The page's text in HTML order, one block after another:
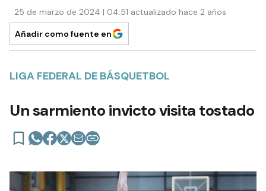
25 de marzo de 2024 | 04:51 actualizado hace 2 años
Añadir como fuente en
LIGA FEDERAL DE BÁSQUETBOL
Un sarmiento invicto visita tostado